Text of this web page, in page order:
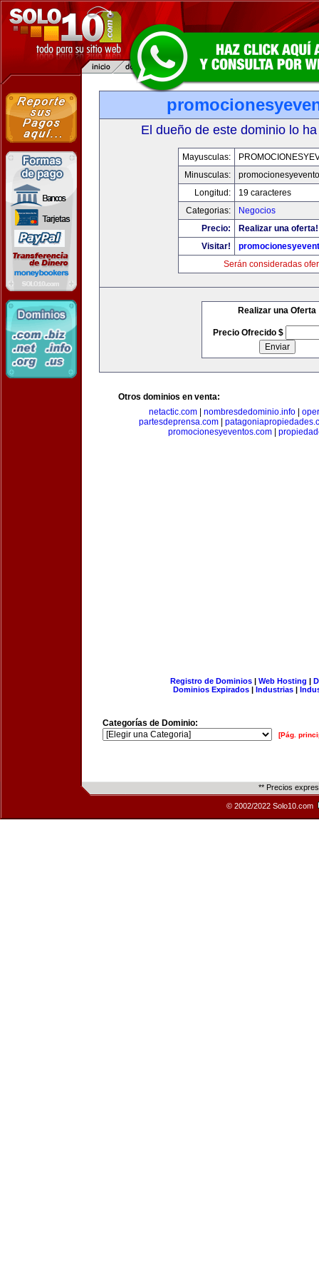
El dueño de este dominio lo
Mayusculas:
Minusculas:
Longitud:
19 caracteres
Categorias:
Negocios
Precio:
Realizar una oferta!
Visitar!
Serán consideradas
Realizar una Oferta
Precio Ofrecido $
Otros dominios en venta:
netactic.com| nombresdedominio.info|
partesdeprensa.com|
promocionesyeventos.com|
Registro de Dominios| Web Hosting |
Dominios Expirados | Industrias |
Categorías de Dominio:
[Pág.
** Precios
© 2002/2022 Solo10.com